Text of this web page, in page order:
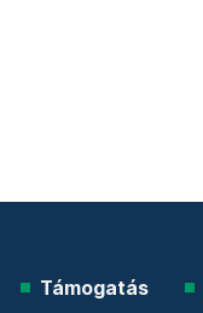
Támogatás